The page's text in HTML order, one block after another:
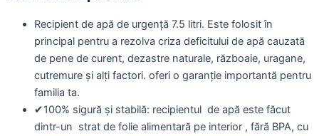
Recipient de apă de urgență 7.5 litri. Este folosit în
principal pentru a rezolva criza deficitului de apă cauzată
de pene de curent, dezastre naturale, războaie, uragane,
cutremure și alți factori. oferi o garanție importantă pentru
familia ta.
✔100% sigură și stabilă: recipientul de apă este făcut
dintr-un strat de folie alimentară pe interior , fără BPA, cu